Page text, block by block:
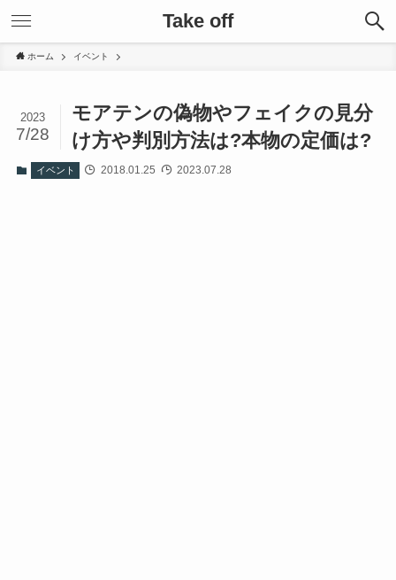
Take off
ホーム イベント
モアテンの偽物やフェイクの見分
け方や判別方法は?本物の定価は?
2023
7/28
イベント 2018.01.25 2023.07.28